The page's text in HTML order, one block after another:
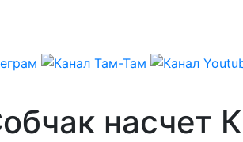
насчет